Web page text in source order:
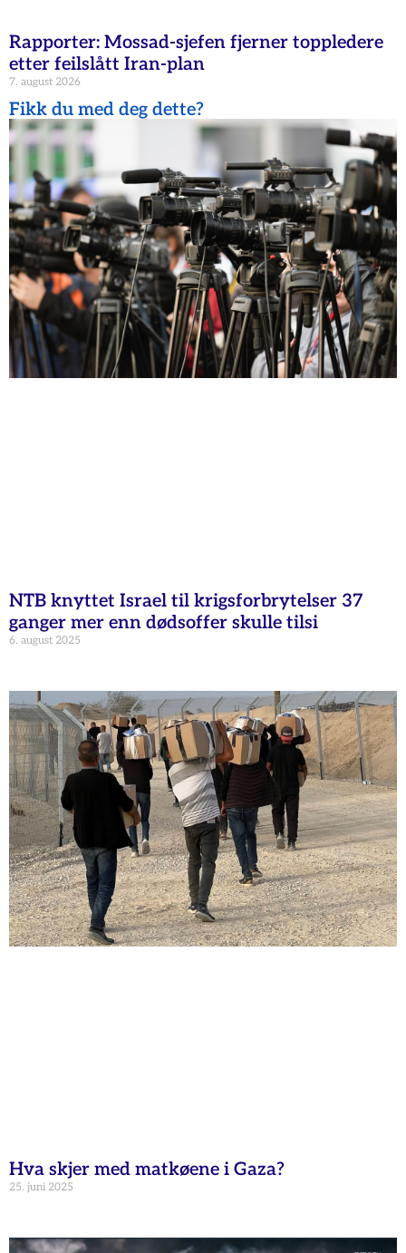
Rapporter: Mossad-sjefen fjerner toppledere
etter feilslått Iran-plan
7. august 2026
Fikk du med deg dette?
NTB knyttet Israel til krigsforbrytelser 37
ganger mer enn dødsoffer skulle tilsi
6. august 2025
Hva skjer med matkøene i Gaza?
25. juni 2025